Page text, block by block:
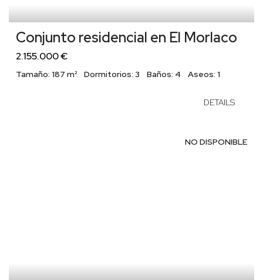
Conjunto residencial en El Morlaco
2.155.000 €
Tamaño: 187 m² Dormitorios: 3 Baños: 4 Aseos: 1
DETAILS
NO DISPONIBLE